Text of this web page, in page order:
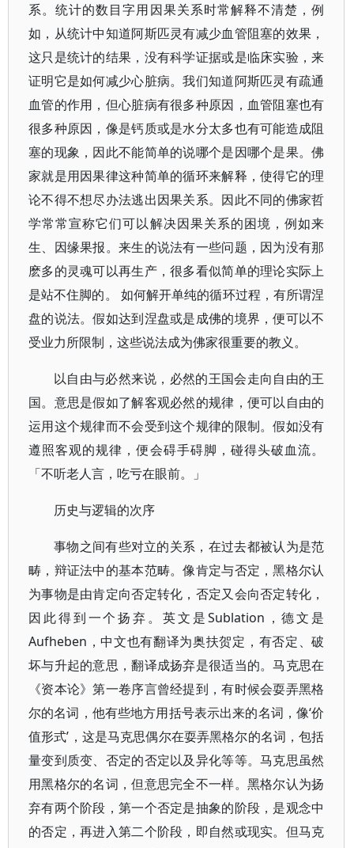
系。统计的数目字用因果关系时常解释不清楚，例
如，从统计中知道阿斯匹灵有减少血管阻塞的效果，
这只是统计的结果，没有科学证据或是临床实验，来
证明它是如何减少心脏病。我们知道阿斯匹灵有疏通
血管的作用，但心脏病有很多种原因，血管阻塞也有
很多种原因，像是钙质或是水分太多也有可能造成阻
塞的现象，因此不能简单的说哪个是因哪个是果。佛
家就是用因果律这种简单的循环来解释，使得它的理
论不得不想尽办法逃出因果关系。因此不同的佛家哲
学常常宣称它们可以解决因果关系的困境，例如来
生、因缘果报。来生的说法有一些问题，因为没有那
麽多的灵魂可以再生产，很多看似简单的理论实际上
是站不住脚的。 如何解开单纯的循环过程，有所谓涅
盘的说法。假如达到涅盘或是成佛的境界，便可以不
受业力所限制，这些说法成为佛家很重要的教义。
以自由与必然来说，必然的王国会走向自由的王
国。意思是假如了解客观必然的规律，便可以自由的
运用这个规律而不会受到这个规律的限制。假如没有
遵照客观的规律，便会碍手碍脚，碰得头破血流。
「不听老人言，吃亏在眼前。」
历史与逻辑的次序
事物之间有些对立的关系，在过去都被认为是范
畴，辩证法中的基本范畴。像肯定与否定，黑格尔认
为事物是由肯定向否定转化，否定又会向否定转化，
因此得到一个扬弃。英文是Sublation，德文是
Aufheben，中文也有翻译为奥扶贺定，有否定、破
坏与升起的意思，翻译成扬弃是很适当的。马克思在
《资本论》第一卷序言曾经提到，有时候会耍弄黑格
尔的名词，他有些地方用括号表示出来的名词，像‘价
值形式’，这是马克思偶尔在耍弄黑格尔的名词，包括
量变到质变、否定的否定以及异化等等。马克思虽然
用黑格尔的名词，但意思完全不一样。黑格尔认为扬
弃有两个阶段，第一个否定是抽象的阶段，是观念中
的否定，再进入第二个阶段，即自然或现实。但马克